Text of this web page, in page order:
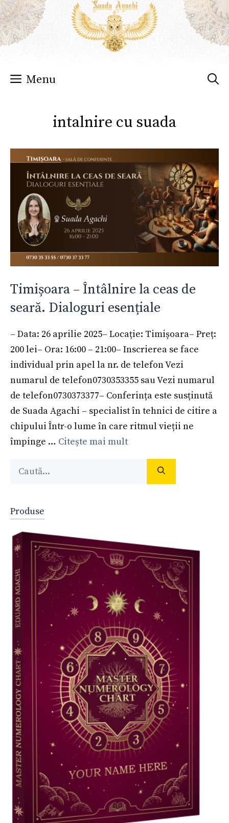
Sari
la
conținut
Menu
intalnire cu suada
Timișoara – Întâlnire la ceas de
seară. Dialoguri esențiale
– Data: 26 aprilie 2025– Locație: Timișoara– Preț:
200 lei– Ora: 16:00 – 21:00– Inscrierea se face
individual prin apel la nr. de telefon Vezi
numarul de telefon0730353355 sau Vezi numarul
de telefon0730373377– Conferința este susținută
de Suada Agachi – specialist în tehnici de citire a
chipului Într-o lume în care ritmul vieții ne
împinge … Citește mai mult
Caută
Produse